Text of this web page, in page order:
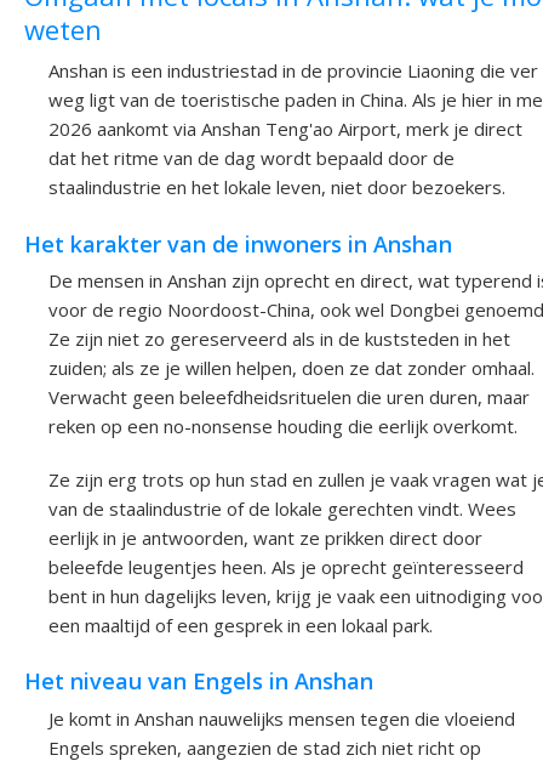
weten
Anshan is een industriestad in de provincie Liaoning die ver
weg ligt van de toeristische paden in China. Als je hier in
2026 aankomt via Anshan Teng'ao Airport, merk je direct
dat het ritme van de dag wordt bepaald door de
staalindustrie en het lokale leven, niet door bezoekers.
Het karakter van de inwoners in Anshan
De mensen in Anshan zijn oprecht en direct, wat typerend
voor de regio Noordoost-China, ook wel Dongbei
Ze zijn niet zo gereserveerd als in de kuststeden in het
zuiden; als ze je willen helpen, doen ze dat zonder omhaal.
Verwacht geen beleefdheidsrituelen die uren duren, maar
reken op een no-nonsense houding die eerlijk overkomt.
Ze zijn erg trots op hun stad en zullen je vaak vragen wat
van de staalindustrie of de lokale gerechten vindt. Wees
eerlijk in je antwoorden, want ze prikken direct door
beleefde leugentjes heen. Als je oprecht geïnteresseerd
bent in hun dagelijks leven, krijg je vaak een uitnodiging
een maaltijd of een gesprek in een lokaal park.
Het niveau van Engels in Anshan
Je komt in Anshan nauwelijks mensen tegen die vloeiend
Engels spreken, aangezien de stad zich niet richt op